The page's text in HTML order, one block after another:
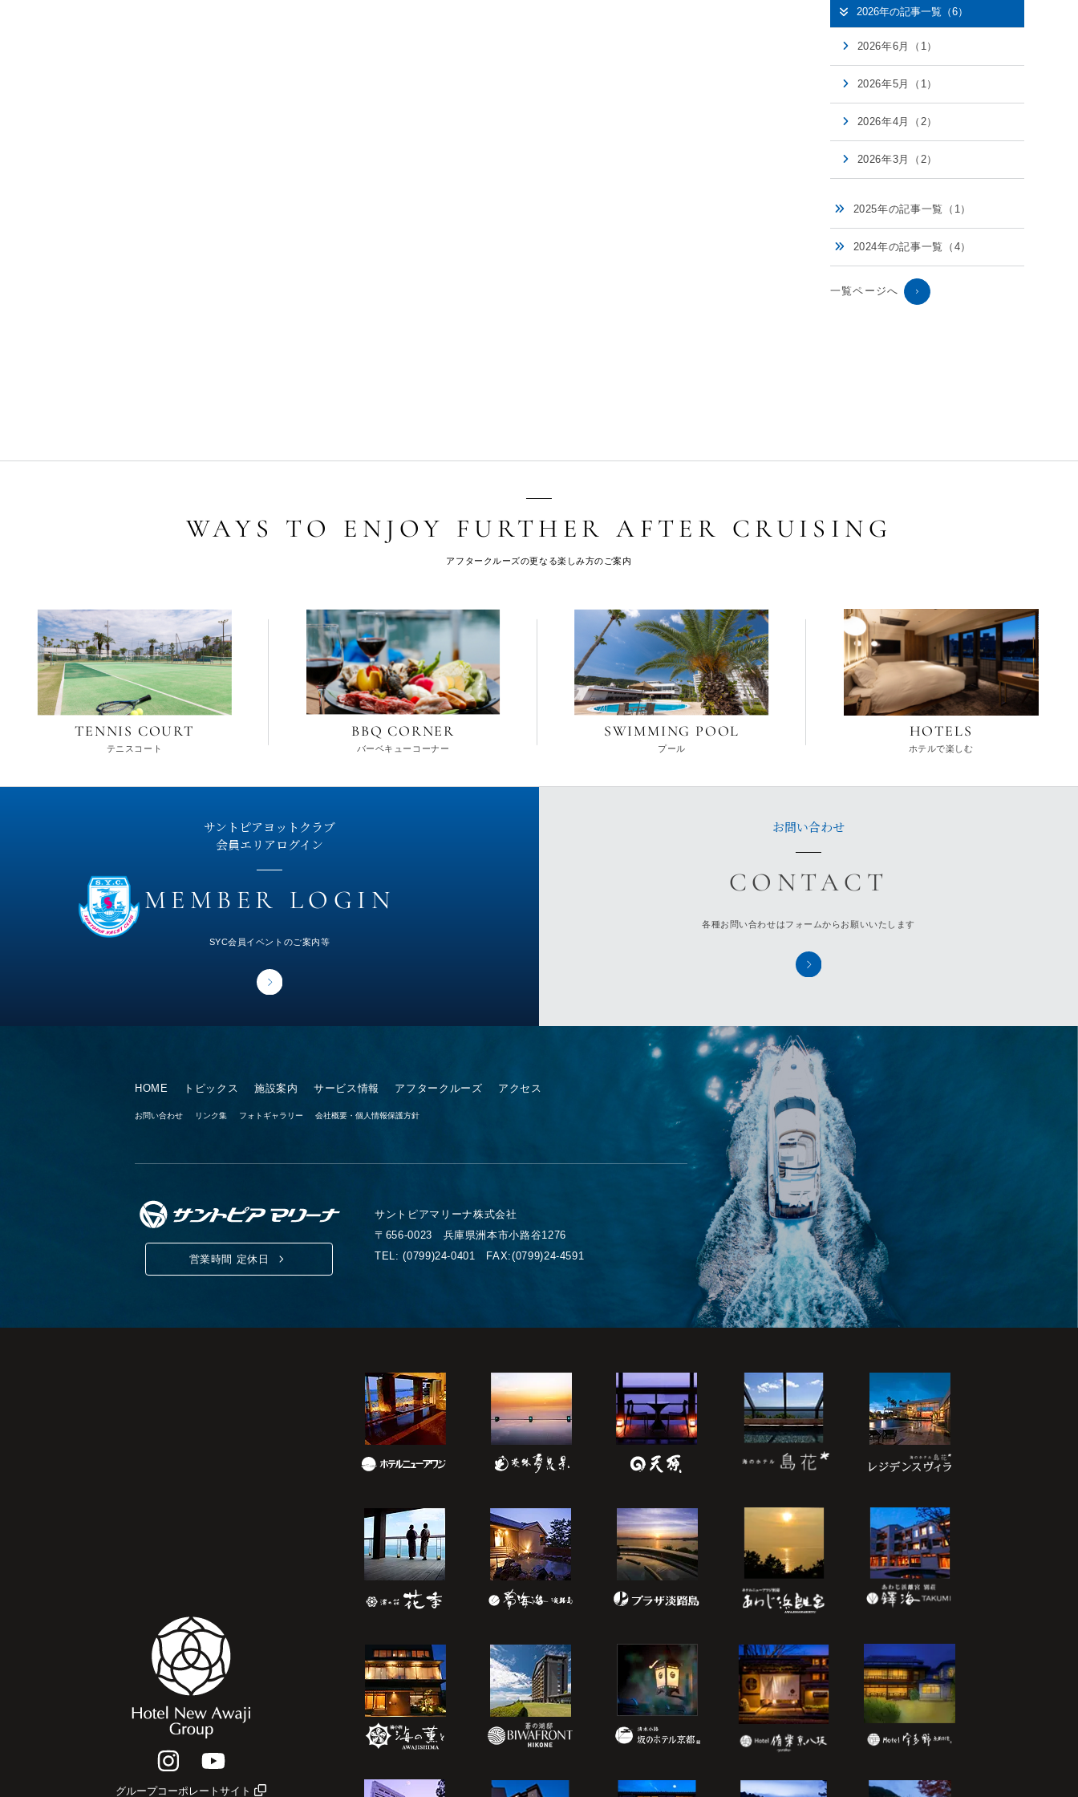
2026年の記事一覧（6）
2026年6月（1）
2026年5月（1）
2026年4月（2）
2026年3月（2）
2025年の記事一覧（1）
2024年の記事一覧（4）
一覧ページへ
アフタークルーズの更なる楽しみ方のご案内
TENNIS COURT
テニスコート
BBQ CORNER
バーベキューコーナー
SWIMMING POOL
プール
HOTELS
ホテルで楽しむ
サントピアヨットクラブ
会員エリアログイン
SYC会員イベントのご案内等
お問い合わせ
各種お問い合わせはフォームからお願いいたします
HOME トピックス 施設案内 サービス情報 アフタークルーズ アクセス
お問い合わせ リンク集 フォトギャラリー 会社概要・個人情報保護方針
営業時間 定休日
サントピアマリーナ株式会社
〒656-0023 兵庫県洲本市小路谷1276
TEL:(0799)24-0401 FAX:(0799)24-4591
グループコーポレートサイト